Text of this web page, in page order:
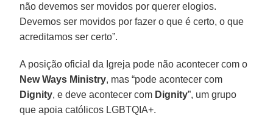
não devemos ser movidos por querer elogios.
Devemos ser movidos por fazer o que é certo, o que
acreditamos ser certo”.
A posição oficial da Igreja pode não acontecer com o
New Ways Ministry, mas “pode acontecer com
Dignity, e deve acontecer com Dignity”, um grupo
que apoia católicos LGBTQIA+.